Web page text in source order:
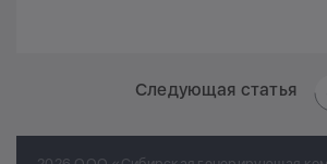
Следующая статья